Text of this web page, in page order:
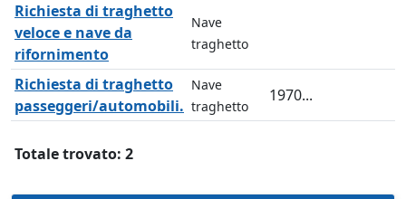
Richiesta di traghetto
veloce e nave da
rifornimento
Nave
traghetto
Richiesta di traghetto
passeggeri/automobili.
Nave
traghetto
1970...
Totale trovato: 2